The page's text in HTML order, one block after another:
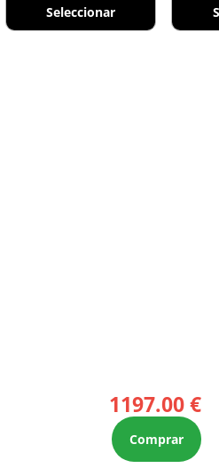
1197.00 €
Comprar
Seleccionar